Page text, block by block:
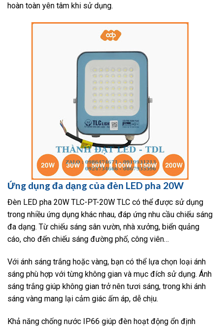
hoàn toàn yên tâm khi sử dụng.
Ứng dụng đa dạng của đèn LED pha 20W
Đèn LED pha 20W TLC-PT-20W TLC có thể được sử dụng
trong nhiều ứng dụng khác nhau, đáp ứng nhu cầu chiếu sáng
đa dạng. Từ chiếu sáng sân vườn, nhà xưởng, biển quảng
cáo, cho đến chiếu sáng đường phố, công viên…
Với ánh sáng trắng hoặc vàng, bạn có thể lựa chọn loại ánh
sáng phù hợp với từng không gian và mục đích sử dụng. Ánh
sáng trắng giúp không gian trở nên tươi sáng, trong khi ánh
sáng vàng mang lại cảm giác ấm áp, dễ chịu.
Khả năng chống nước IP66 giúp đèn hoạt động ổn định